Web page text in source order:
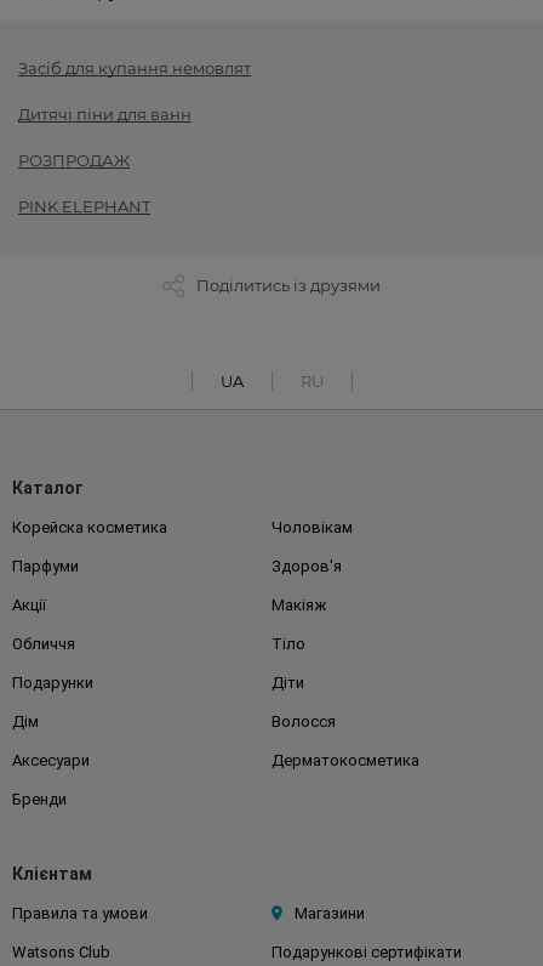
Засіб для купання немовлят
Дитячі піни для ванн
РОЗПРОДАЖ
PINK ELEPHANT
Поділитись із друзями
UA RU
Каталог
Корейска косметика Чоловікам
Парфуми Здоров'я
Акції Макіяж
Обличчя Тіло
Подарунки Діти
Дім Волосся
Аксесуари Дерматокосметика
Бренди
Клієнтам
Правила та умови Магазини
Watsons Club Подарункові сертифікати